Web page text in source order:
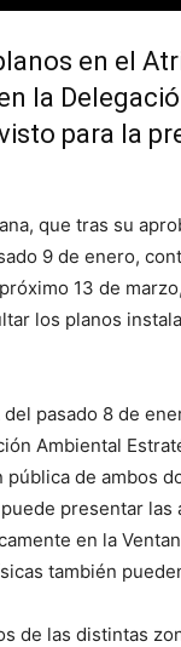
en el
la
para la
que tras su
9 de enero,
13 de
los planos
pasado 8 de
Ambiental
de ambos
presentar
en la
también
de las distintas